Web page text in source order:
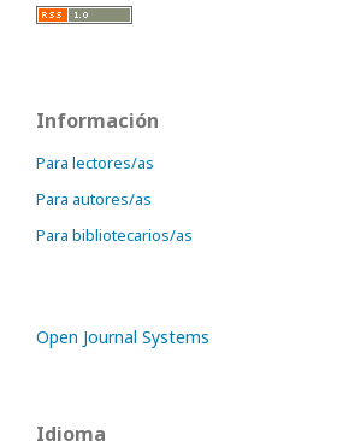
Información
Para lectores/as
Para autores/as
Para bibliotecarios/as
Open Journal Systems
Idioma